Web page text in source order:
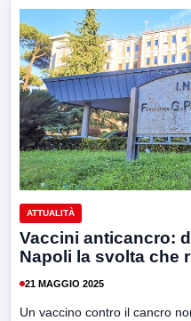
ATTUALITÀ
Vaccini anticancro:
Napoli la svolta che
21 MAGGIO 2025
Un vaccino contro il cancro